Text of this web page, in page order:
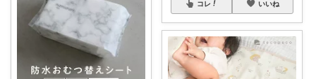
コレ いいね